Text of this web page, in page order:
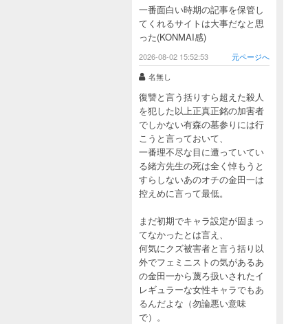
一番面白い時期の記事を保管し
てくれるサイトは大事だなと思
った(KONMAI感)
2026-08-02 15:52:53
元ページへ
名無し
復讐と言う括りすら超えた殺人
を犯した以上正真正銘の加害者
でしかない有森の墓参りには行
こうと言っておいて、
一番理不尽な目に遭っていてい
る緒方先生の死は全く悼もうと
すらしないあのオチの金田一は
控えめに言って最低。
まだ初期でキャラ設定が固まっ
てなかったとは言え、
何気にクズ被害者と言う括り以
外でフェミニストの気があるあ
の金田一から蔑ろ扱いされたイ
レギュラーな女性キャラでもあ
るんだよな（勿論悪い意味
で）。